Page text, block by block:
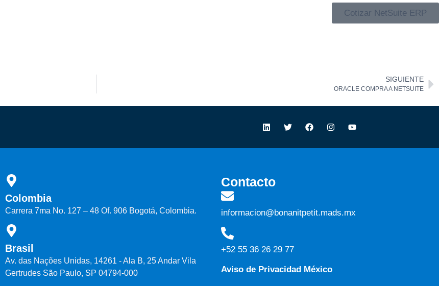
Cotizar NetSuite ERP
SIGUIENTE
ORACLE COMPRA A NETSUITE
Colombia
Carrera 7ma No. 127 – 48 Of. 906 Bogotá, Colombia.
Brasil
Av. das Nações Unidas, 14261 - Ala B, 25 Andar Vila
Gertrudes São Paulo, SP 04794-000
Contacto
informacion@bonanitpetit.mads.mx
+52 55 36 26 29 77
Aviso de Privacidad México